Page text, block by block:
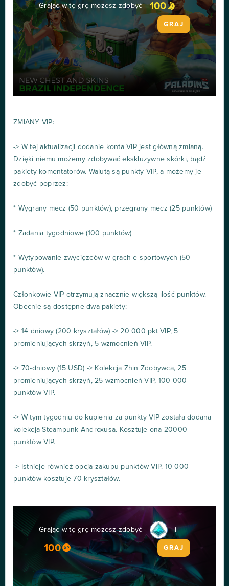
Grając w tę grę możesz zdobyć 100
GRAJ
ZMIANY VIP:
-> W tej aktualizacji dodanie konta VIP jest główną zmianą.
Dzięki niemu możemy zdobywać ekskluzywne skórki, bądź
pakiety komentatorów. Walutą są punkty VIP, a możemy je
zdobyć poprzez:
* Wygrany mecz (50 punktów), przegrany mecz (25 punktów)
* Zadania tygodniowe (100 punktów)
* Wytypowanie zwycięzców w grach e-sportowych (50
punktów).
Członkowie VIP otrzymują znacznie większą ilość punktów.
Obecnie są dostępne dwa pakiety:
-> 14 dniowy (200 kryształów) -> 20 000 pkt VIP, 5
promieniujących skrzyń, 5 wzmocnień VIP.
-> 70-dniowy (15 USD) -> Kolekcja Zhin Zdobywca, 25
promieniujących skrzyń, 25 wzmocnień VIP, 100 000
punktów VIP.
-> W tym tygodniu do kupienia za punkty VIP została dodana
kolekcja Steampunk Androxusa. Kosztuje ona 20000
punktów VIP.
-> Istnieje również opcja zakupu punktów VIP. 10 000
punktów kosztuje 70 kryształów.
Grając w tę grę możesz zdobyć i
100 GRAJ